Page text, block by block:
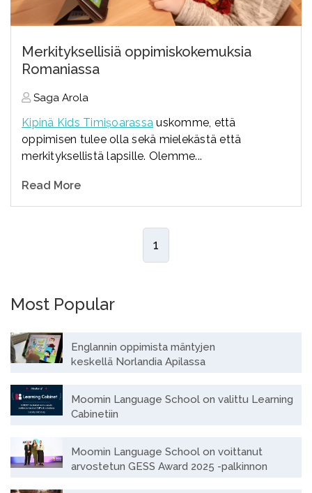
Merkityksellisiä oppimiskokemuksia
Romaniassa
Saga Arola
Kipinä Kids Timișoarassa uskomme, että
oppimisen tulee olla sekä mielekästä että
merkityksellistä lapsille. Olemme...
Read More
1
Most Popular
Englannin oppimista mäntyjen
keskellä Norlandia Apilassa
Moomin Language School on valittu Learning
Cabinetiin
Moomin Language School on voittanut
arvostetun GESS Award 2025 -palkinnon